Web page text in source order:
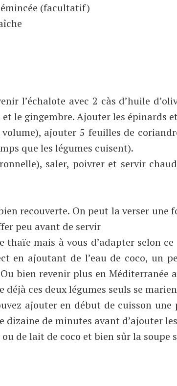
émincée (facultatif)
l’échalote avec 2 càs d’huile
le gingembre. Ajouter les épinards
ajouter 5 feuilles de
que les légumes cuisent).
saler, poivrer et servir
recouverte. On peut la verser une
peu avant de servir
mais à vous d’adapter selon ce
en ajoutant de l’eau de coco, un
bien revenir plus en Méditerranée
ces deux légumes seuls se
ajouter en début de cuisson une
de minutes avant d’ajouter
de lait de coco et bien sûr la soupe